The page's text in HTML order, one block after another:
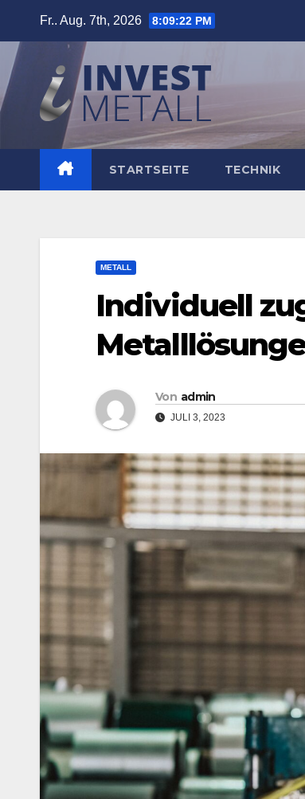
springen
Fr.. Aug. 7th, 2026 8:09:24 PM
STARTSEITE TECHNIK
METALL
Individuell
Von admin
JULI 3, 2023